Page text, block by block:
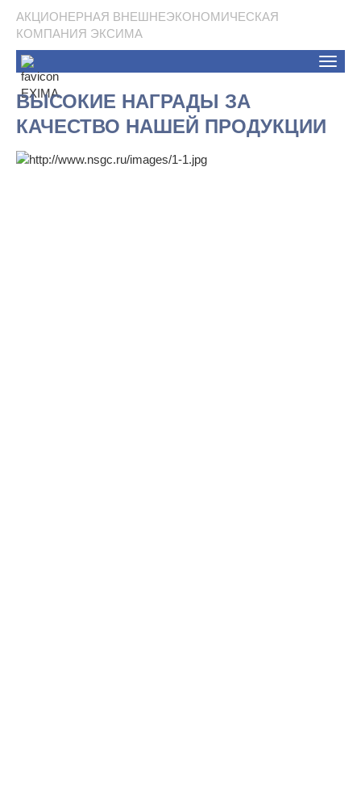
АКЦИОНЕРНАЯ ВНЕШНЕЭКОНОМИЧЕСКАЯ
КОМПАНИЯ ЭКСИМА
Toggle
ВЫСОКИЕ НАГРАДЫ ЗА
КАЧЕСТВО НАШЕЙ ПРОДУКЦИИ